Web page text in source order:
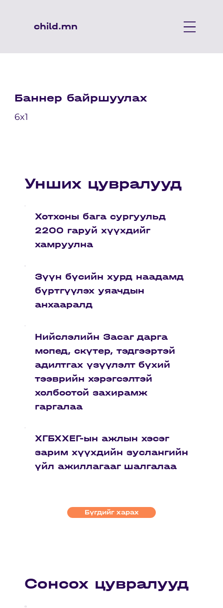
child.mn
6x1
Баннер байршуулах
Унших цувралууд
Хотхоны бага сургуульд
2200 гаруй хүүхдийг
хамруулна
Зүүн бүсийн хурд наадамд
бүртгүүлэх уяачдын
анхааралд
Нийслэлийн Засаг дарга
мопед, скүтер, тэдгээртэй
адилтгах үзүүлэлт бүхий
тээврийн хэрэгсэлтэй
холбоотой захирамж
гаргалаа
ХГБХХЕГ-ын ажлын хэсэг
зарим хүүхдийн зуслангийн
үйл ажиллагааг шалгалаа
Бүгдийг харах
Сонсох цувралууд